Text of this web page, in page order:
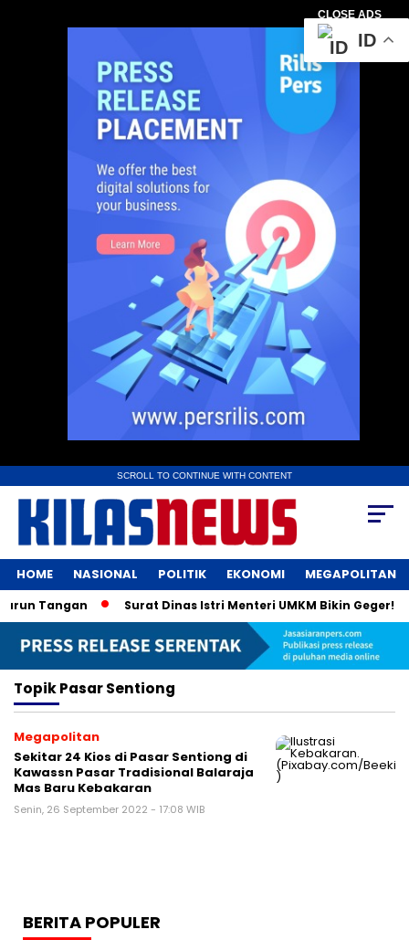
CLOSE ADS
SCROLL TO CONTINUE WITH CONTENT
HOME NASIONAL POLITIK EKONOMI MEGAPOLITAN
Tangan Surat Dinas Istri Menteri UMKM Bikin Geger!
TopikPasar Sentiong
Megapolitan
Sekitar 24 Kios di Pasar Sentiong di
Kawassn Pasar Tradisional Balaraja
Mas Baru Kebakaran
Senin, 26 September 2022 - 17:08 WIB
BERITA POPULER
ID